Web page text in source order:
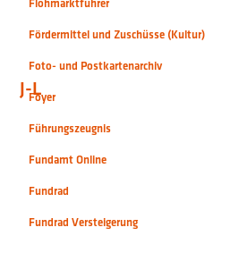
Flohmarktführer
Fördermittel und Zuschüsse (Kultur)
Foto- und Postkartenarchiv
Foyer
Führungszeugnis
Fundamt Online
Fundrad
Fundrad Versteigerung
J-L